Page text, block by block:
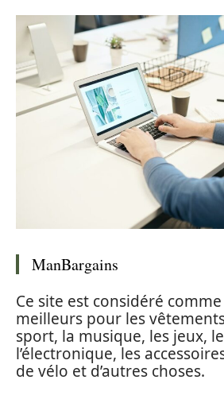
ManBargains
Ce site est considéré comme
meilleurs pour les
sport, la musique, les jeux,
l’électronique, les
de vélo et d’autres choses.